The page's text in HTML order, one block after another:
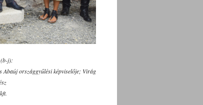
(b-j):
Abaúj országgyűlési képviselője; Virág